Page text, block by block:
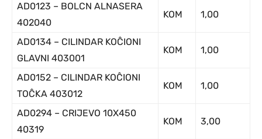
AD0123 – BOLCN ALNASERA
402040
KOM 1,00
AD0134 – CILINDAR KOĈIONI
GLAVNI 403001
KOM 1,00
AD0152 – CILINDAR KOĈIONI
TOĈKA 403012
KOM 1,00
AD0294 – CRIJEVO 10X450
40319
KOM 3,00